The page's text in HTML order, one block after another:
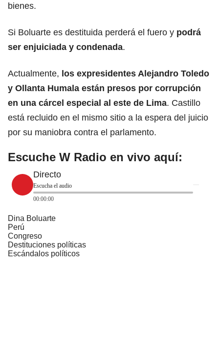
bienes.
Si Boluarte es destituida perderá el fuero y podrá
ser enjuiciada y condenada.
Actualmente, los expresidentes Alejandro Toledo
y Ollanta Humala están presos por corrupción
en una cárcel especial al este de Lima. Castillo
está recluido en el mismo sitio a la espera del juicio
por su maniobra contra el parlamento.
Escuche W Radio en vivo aquí:
Directo
Escucha el audio
00:00:00
Dina Boluarte
Perú
Congreso
Destituciones políticas
Escándalos políticos